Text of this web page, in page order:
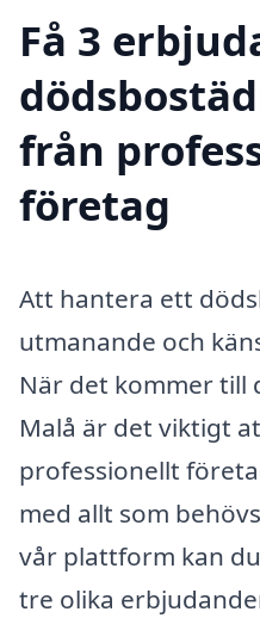
Få 3
från
företag
Att hantera ett
utmanande och
När det kommer till
Malå är det viktigt
professionellt
med allt som
vår plattform kan
tre olika